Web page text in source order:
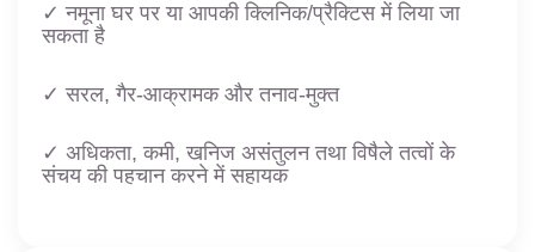
✓ नमूना घर पर या आपकी क्लिनिक/प्रैक्टिस में लिया जा
सकता है
✓ सरल, गैर-आक्रामक और तनाव-मुक्त
✓ अधिकता, कमी, खनिज असंतुलन तथा विषैले तत्वों के
संचय की पहचान करने में सहायक